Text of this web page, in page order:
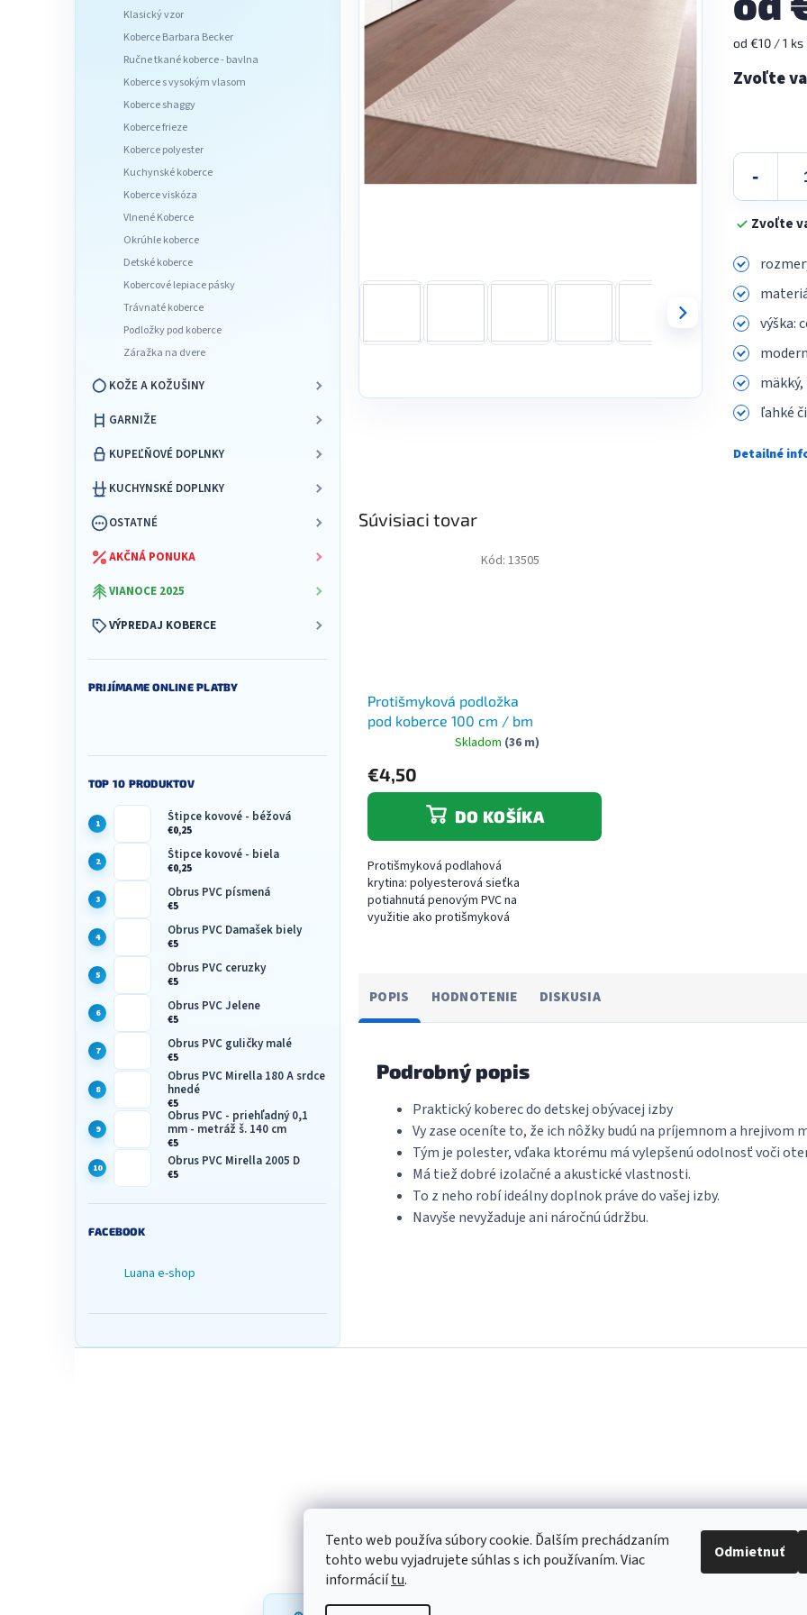
Tento web používa súbory cookie. Ďalším prechádzaním
tohto webu vyjadrujete súhlas s ich používaním. Viac
informáciítu.
Odmietnuť
Klasický vzor
Koberce Barbara Becker
Ručne tkané koberce - bavlna
Koberce s vysokým vlasom
Koberce shaggy
Koberce frieze
Koberce polyester
Kuchynské koberce
Koberce viskóza
Vlnené Koberce
Okrúhle koberce
Detské koberce
Kobercové lepiace pásky
Trávnaté koberce
Podložky pod koberce
Záražka na dvere
KOŽE A KOŽUŠINY
GARNIŽE
KUPEĽŇOVÉ DOPLNKY
KUCHYNSKÉ DOPLNKY
OSTATNÉ
AKČNÁ PONUKA
VIANOCE 2025
VÝPREDAJ KOBERCE
PRIJÍMAME ONLINE PLATBY
TOP 10 PRODUKTOV
Štipce kovové - béžová
€0,25
Štipce kovové - biela
€0,25
Obrus PVC písmená
€5
Obrus PVC Damašek biely
€5
Obrus PVC ceruzky
€5
Obrus PVC Jelene
€5
Obrus PVC guličky malé
€5
Obrus PVC Mirella 180 A srdce
hnedé
€5
Obrus PVC - priehľadný 0,1
mm - metráž š. 140 cm
€5
Obrus PVC Mirella 2005 D
€5
FACEBOOK
Luana e-shop
Jednotková
od €10 / 1 ks
Zvoľte
výška:
ľahké
Detailné
Súvisiaci tovar
Protišmyková podložka
pod koberce 100 cm / bm
Skladom (36 m)
€4,50
DO KOŠÍKA
Protišmyková podlahová
krytina: polyesterová sieťka
potiahnutá penovým PVC na
využitie ako protišmyková
Kód: 13505
POPIS HODNOTENIE DISKUSIA
Podrobný popis
Praktický koberec do detskej obývacej izby
Vy zase oceníte to, že ich nôžky budú na príjemnom a hrejivom
Tým je polester, vďaka ktorému má vylepšenú odolnosť voči
Má tiež dobré izolačné a akustické vlastnosti.
To z neho robí ideálny doplnok práve do vašej izby.
Navyše nevyžaduje ani náročnú údržbu.